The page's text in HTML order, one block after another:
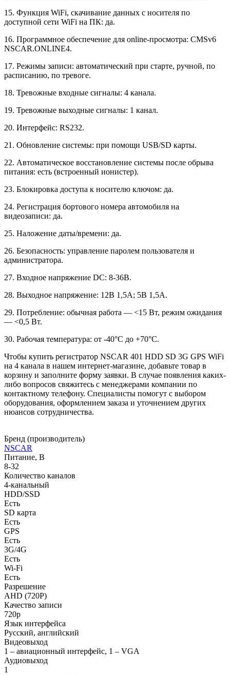
15. Функция WiFi, скачивание данных с носителя по
доступной сети WiFi на ПК: да.
16. Программное обеспечение для online-просмотра: CMSv6
NSCAR.ONLINE4.
17. Режимы записи: автоматический при старте, ручной, по
расписанию, по тревоге.
18. Тревожные входные сигналы: 4 канала.
19. Тревожные выходные сигналы: 1 канал.
20. Интерфейс: RS232.
21. Обновление системы: при помощи USB/SD карты.
22. Автоматическое восстановление системы после обрыва
питания: есть (встроенный ионистер).
23. Блокировка доступа к носителю ключом: да.
24. Регистрация бортового номера автомобиля на
видеозаписи: да.
25. Наложение даты/времени: да.
26. Безопасность: управление паролем пользователя и
администратора.
27. Входное напряжение DC: 8-36В.
28. Выходное напряжение: 12В 1,5А; 5В 1,5А.
29. Потребление: обычная работа — <15 Вт, режим ожидания
— <0,5 Вт.
30. Рабочая температура: от -40°С до +70°С.
Чтобы купить регистратор NSCAR 401 HDD SD 3G GPS WiFi
на 4 канала в нашем интернет-магазине, добавьте товар в
корзину и заполните форму заявки. В случае появления каких-
либо вопросов свяжитесь с менеджерами компании по
контактному телефону. Специалисты помогут с выбором
оборудования, оформлением заказа и уточнением других
нюансов сотрудничества.
Бренд (производитель)
NSCAR
Питание, В
8-32
Количество каналов
4-канальный
HDD/SSD
Есть
SD карта
Есть
GPS
Есть
3G/4G
Есть
Wi-Fi
Есть
Разрешение
AHD (720P)
Качество записи
720p
Язык интерфейса
Русский, английский
Видеовыход
1 – авиационный интерфейс, 1 – VGA
Аудиовыход
1